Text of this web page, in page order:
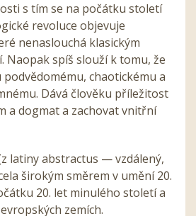
s tím se na počátku století
revoluce objevuje
nenaslouchá klasickým
Naopak spíš slouží k tomu, že
chaotickému a
Dává člověku příležitost
a dogmat a zachovat vnitřní
latiny abstractus — vzdálený,
širokým směrem v umění 20.
20. let minulého století a
zemích.